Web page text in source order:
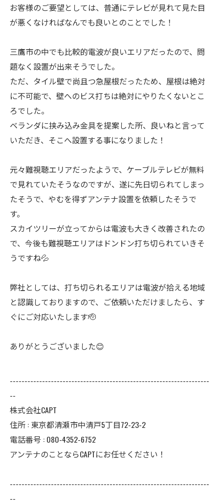
お客様のご要望としては、普通にテレビが見れて見た目
が悪くなければなんでも良いとのことでした！
三鷹市の中でも比較的電波が良いエリアだったので、問
題なく設置が出来そうでした。
ただ、タイル壁で尚且つ急屋根だったため、屋根は絶対
に不可能で、壁へのビス打ちは絶対にやりたくないとこ
ろでした。
ベランダに挟み込み金具を提案した所、良いねと言って
いただき、そこへ設置する事になりました！
元々難視聴エリアだったようで、ケーブルテレビが無料
で見れていたそうなのですが、遂に先日切られてしまっ
たそうで、やむを得ずアンテナ設置を依頼したそうで
す。
スカイツリーが立ってからは電波も大きく改善されたの
で、今後も難視聴エリアはドンドン打ち切られていきそ
うですね💦
弊社としては、打ち切られるエリアは電波が拾える地域
と認識しておりますので、ご依頼いただけましたら、す
ぐにご対応いたします🫡
ありがとうございました😊
--------------------------------------------------------------------
--
株式会社CAPT
住所 : 東京都清瀬市中清戸5丁目72-23-2
電話番号 : 080-4352-6752
アンテナのことならCAPTにお任せください！
--------------------------------------------------------------------
--